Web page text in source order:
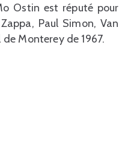
Ostin est réputé pour
Paul Simon, Van
Monterey de 1967.